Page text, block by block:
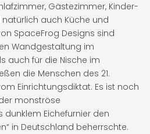
Gästezimmer, Kinder-
auch Küche und
SpaceFrog Designs sind
Wandgestaltung im
auch für die Nische im
die Menschen des 21.
Einrichtungsdiktat. Es ist noch
monströse
Eichefurnier den
in Deutschland beherrschte.